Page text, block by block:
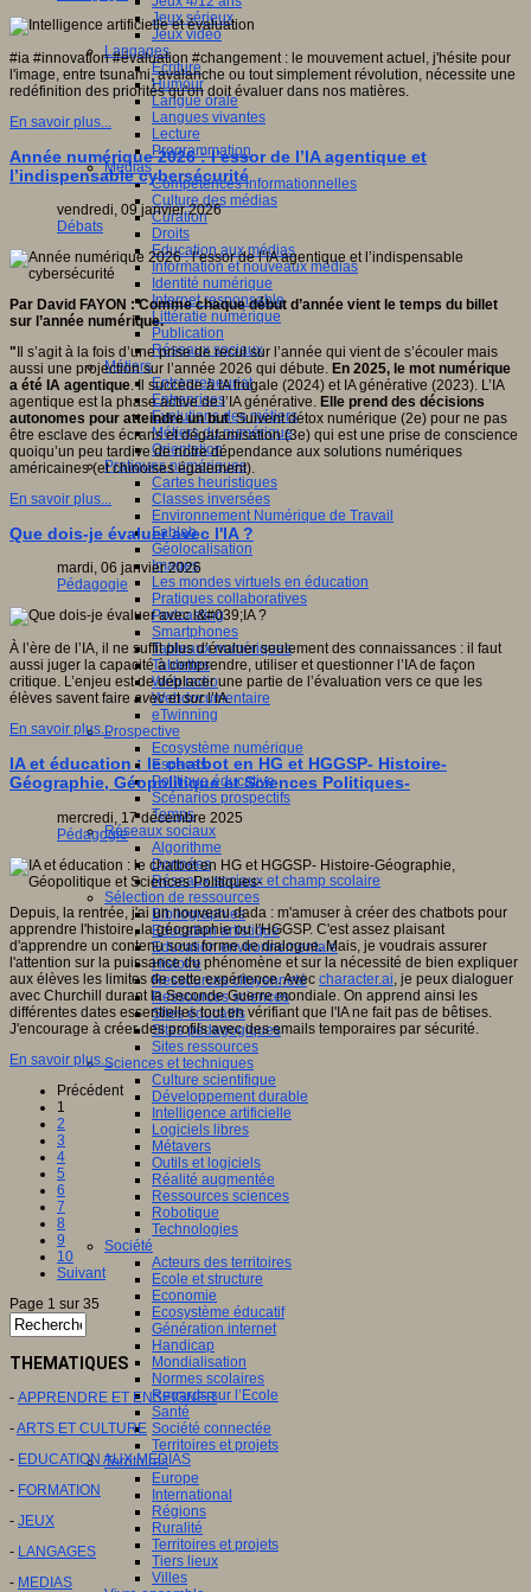
Jeux sérieux
Jeux vidéo
Langages
Ecriture
Humour
Langue orale
Langues vivantes
Lecture
Programmation
Médias
Compétences informationnelles
Culture des médias
Curation
Droits
Education aux médias
Information et nouveaux médias
Identité numérique
Internet responsable
Littératie numérique
Publication
Réseaux sociaux
Métiers
Entrepreneuriat
Entreprises
Evolutions des métiers
Métiers du numérique
Orientation
Pratiques numériques
Cartes heuristiques
Classes inversées
Environnement Numérique de Travail
Fablab
Géolocalisation
Images
Les mondes virtuels en éducation
Pratiques collaboratives
Podcasting
Smartphones
Tableaux numériques
Tablettes
Web radio
Webdocumentaire
eTwinning
Prospective
Ecosystème numérique
Espaces
Politique éducative
Scénarios prospectifs
Temps
Réseaux sociaux
Algorithme
Données
Réseaux sociaux et champ scolaire
Sélection de ressources
Bibliographies
Education artistique
Education environnementale
Histoire
Ressources citoyenneté
Ressources sciences
Sites éducatifs
Sites pédagogiques
Sites ressources
Sciences et techniques
Culture scientifique
Développement durable
Intelligence artificielle
Logiciels libres
Métavers
Outils et logiciels
Réalité augmentée
Ressources sciences
Robotique
Technologies
Société
Acteurs des territoires
Ecole et structure
Economie
Ecosystème éducatif
Génération internet
Handicap
Mondialisation
Normes scolaires
Regards sur l’Ecole
Santé
Société connectée
Territoires et projets
Territoires
Europe
International
Régions
Ruralité
Territoires et projets
Tiers lieux
Villes
#ia #innovation #évaluation #changement : le mouvement actuel, j'hésite pour
l'image, entre tsunami, avalanche ou tout simplement révolution, nécessite une
redéfinition des priorités qu'on doit évaluer dans nos matières.
En savoir plus...
Année numérique 2026 : l’essor de l’IA agentique et
l’indispensable cybersécurité
vendredi, 09 janvier 2026
Débats
Par David FAYON : Comme chaque début d’année vient le temps du billet
sur l’année numérique.
" Il s’agit à la fois d’une prise de recul sur l’année qui vient de s’écouler mais
aussi une projection sur l’année 2026 qui débute. En 2025, le mot numérique
a été IA agentique. Il succède à IA frugale (2024) et IA générative (2023). L’IA
agentique est la phase active de l’IA générative. Elle prend des décisions
autonomes pour atteindre un but. Suivent détox numérique (2e) pour ne pas
être esclave des écrans et dégafamisation (3e) qui est une prise de conscience
quoiqu’un peu tardive de notre dépendance aux solutions numériques
américaines (et chinoises également).
En savoir plus...
Que dois-je évaluer avec l'IA ?
mardi, 06 janvier 2026
Pédagogie
À l’ère de l’IA, il ne suffit plus d’évaluer seulement des connaissances : il faut
aussi juger la capacité à comprendre, utiliser et questionner l’IA de façon
critique. L’enjeu est de déplacer une partie de l’évaluation vers ce que les
élèves savent faire avecetsurl’IA.
En savoir plus...
IA et éducation : le chatbot en HG et HGGSP- Histoire-
Géographie, Géopolitique et Sciences Politiques-
mercredi, 17 décembre 2025
Pédagogie
Depuis, la rentrée, j'ai un nouveau dada : m'amuser à créer des chatbots pour
apprendre l'histoire, la géographie ou l'HGGSP. C'est assez plaisant
d'apprendre un contenu sous forme de dialogue. Mais, je voudrais assurer
l'attention sur la puissance du phénomène et sur la nécessité de bien expliquer
aux élèves les limites de cette expérience. Avec character.ai , je peux dialoguer
avec Churchill durant la Seconde Guerre mondiale. On apprend ainsi les
différentes dates essentielles tout en vérifiant que l'IA ne fait pas de bêtises.
J'encourage à créer des profils avec des emails temporaires par sécurité.
En savoir plus...
Précédent
1
2
3
4
5
6
7
8
9
10
Suivant
Page 1 sur 35
THEMATIQUES
- APPRENDRE ET ENSEIGNER
-ARTS ET CULTURE
- EDUCATION AUX MEDIAS
- FORMATION
- JEUX
- LANGAGES
- MEDIAS